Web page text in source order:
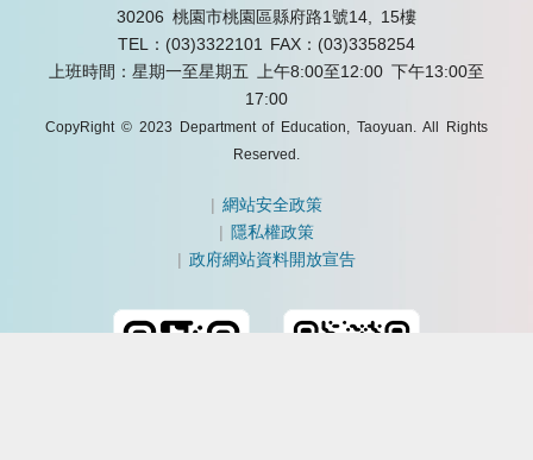
30206 桃園市桃園區縣府路1號14, 15樓
TEL：(03)3322101
FAX：(03)3358254
上班時間：星期一至星期五 上午8:00至12:00 下午13:00至
17:00
CopyRight © 2023 Department of Education, Taoyuan. All Rights
Reserved.
|網站安全政策
| 隱私權政策
|政府網站資料開放宣告